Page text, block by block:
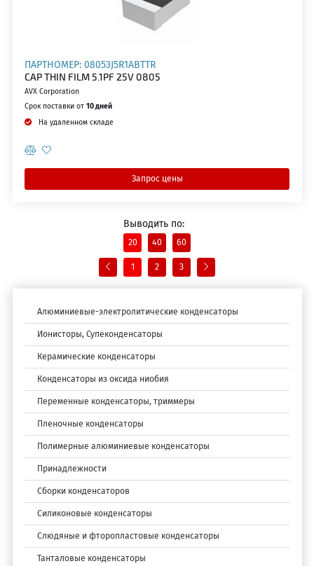
ПАРТНОМЕР: 08053J5R1ABTTR
CAP THIN FILM 5.1PF 25V 0805
AVX Corporation
Срок поставки от 10 дней
На удаленном складе
Запрос цены
Выводить по:
20 40 60
1 2 3
Алюминиевые-электролитические конденсаторы
Ионисторы, Супеконденсаторы
Керамические конденсаторы
Конденсаторы из оксида ниобия
Переменные конденсаторы, триммеры
Пленочные конденсаторы
Полимерные алюминиевые конденсаторы
Принадлежности
Сборки конденсаторов
Силиконовые конденсаторы
Слюдяные и фторопластовые конденсаторы
Танталовые конденсаторы